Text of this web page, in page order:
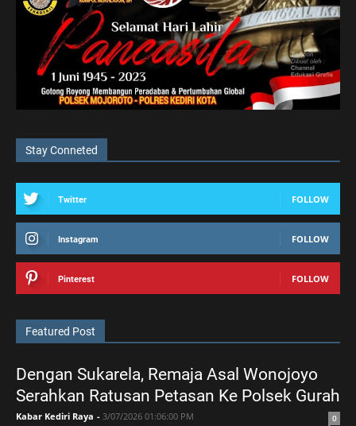
Stay Conneted
Twitter FOLLOW
Instagram FOLLOW
Pinterest FOLLOW
Featured Post
Dengan Sukarela, Remaja Asal Wonojoyo
Serahkan Ratusan Petasan Ke Polsek Gurah
Kabar Kediri Raya - 3/07/2026 01:06:00 PM 0